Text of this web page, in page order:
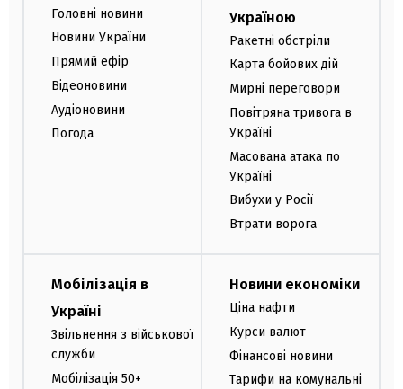
Головні новини
Новини України
Прямий ефір
Відеоновини
Аудіоновини
Погода
Україною
Ракетні обстріли
Карта бойових дій
Мирні переговори
Повітряна тривога в
Україні
Масована атака по
Україні
Вибухи у Росії
Втрати ворога
Мобілізація в
Україні
Звільнення з військової
служби
Мобілізація 50+
Новини економіки
Ціна нафти
Курси валют
Фінансові новини
Тарифи на комунальні